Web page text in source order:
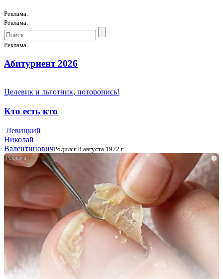
Реклама.
Реклама.
Реклама.
Абитуриент 2026
Целевик и льготник, поторопись!
Кто есть кто
Левицкий
Николай
ВалентиновичРодился 8 августа 1972 г.
i